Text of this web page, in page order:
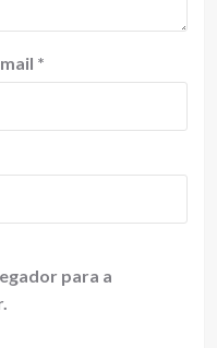
*
para a